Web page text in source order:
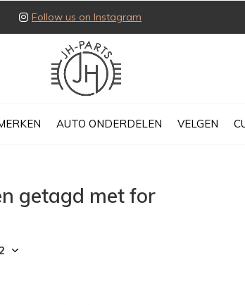
AUTO ONDERDELEN VELGEN
Follow us on Instagram
getagd met for